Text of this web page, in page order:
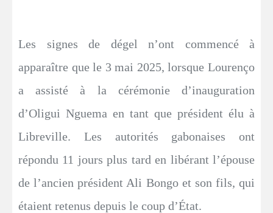
Les signes de dégel n’ont commencé à
apparaître que le 3 mai 2025, lorsque Lourenço
a assisté à la cérémonie d’inauguration
d’Oligui Nguema en tant que président élu à
Libreville. Les autorités gabonaises ont
répondu 11 jours plus tard en libérant l’épouse
de l’ancien président Ali Bongo et son fils, qui
étaient retenus depuis le coup d’État.